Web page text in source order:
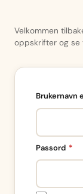
Velkommen
oppskrifter og se
Brukernavn
Passord *